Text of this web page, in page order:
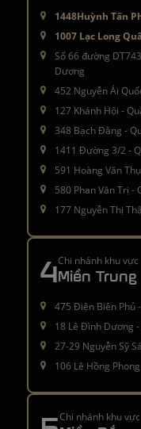
1448Huỳnh Tấn
1007 Lạc Long
Số 66 đường
Dương
452 Nguyễn Ái
127 Khánh Hội -
348 Bạch Đằng -
1411 Đường 3/2 -
591 Hoàng Văn
580 Phan Văn Trị -
177 Nguyễn Thị
4Chi nhánh khu vực
Miền Trung
475 Điện Biên Phủ
18 Lê Đình Dương
27-29 Nguyễn Sỹ
106 Lê Hồng
Chi nhánh khu vực